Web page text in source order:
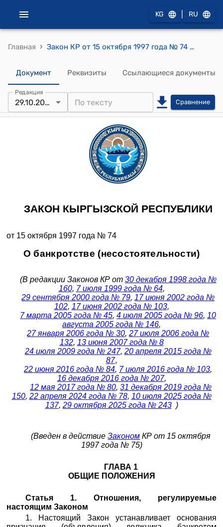
KG RU
Главная › Закон КР от 15 октября 1997 года № 74 "О банкротстве (несостоятельности)"
Документ Реквизиты Ссылающиеся документы
Редакция
29.10.2025 Сравнение